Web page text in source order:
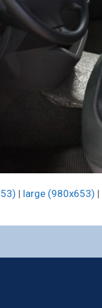
| large (980x653) |